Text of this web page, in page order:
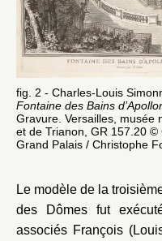
fig. 2 - Charles-Louis
Fontaine des Bains
Gravure. Versailles, musée
et de Trianon, GR 157.20 ©
Grand Palais / Christophe
Le modèle de la
des Dômes fut
associés François